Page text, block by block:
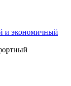
и экономичный